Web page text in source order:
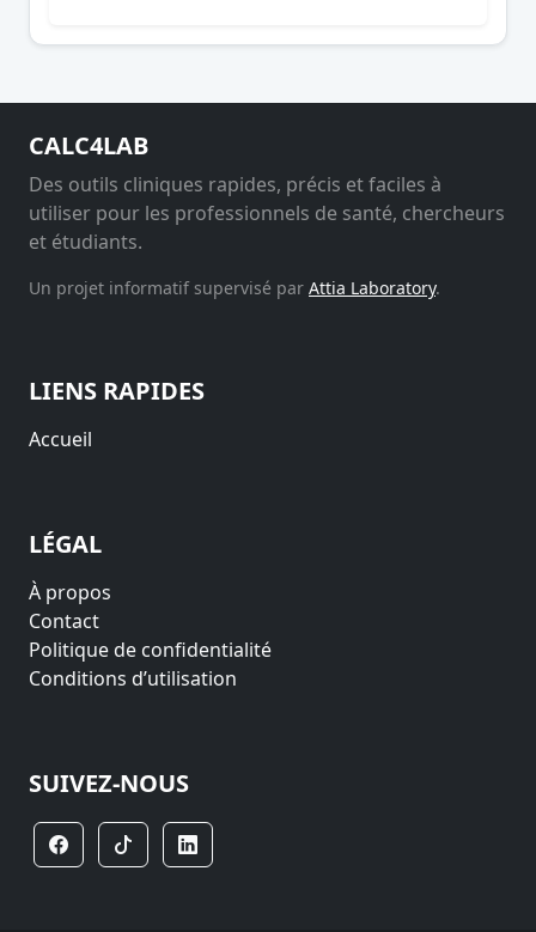
CALC4LAB
Des outils cliniques rapides, précis et faciles à
utiliser pour les professionnels de santé, chercheurs
et étudiants.
Un projet informatif supervisé par Attia Laboratory.
LIENS RAPIDES
Accueil
LÉGAL
À propos
Contact
Politique de confidentialité
Conditions d’utilisation
SUIVEZ-NOUS